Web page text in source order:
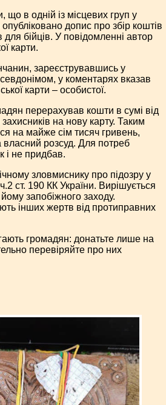
що в одній із місцевих груп у
допис про збір коштів
бійців. У повідомленні автор
карти.
зареєструвавшись у
у коментарях вказав
карти – особистої.
перерахував кошти в сумі від
на нову карту. Таким
на майже сім тисяч гривень,
розсуд. Для потреб
і не придбав.
зловмиснику про підозру у
ст. 190 КК України. Вирішується
запобіжного заходу.
інших жертв від протиправних
громадян: донатьте лише на
перевіряйте про них